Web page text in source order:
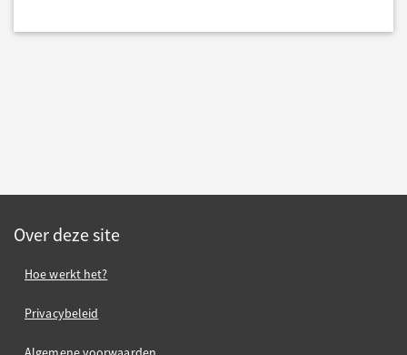
Over deze site
Hoe werkt het?
Privacybeleid